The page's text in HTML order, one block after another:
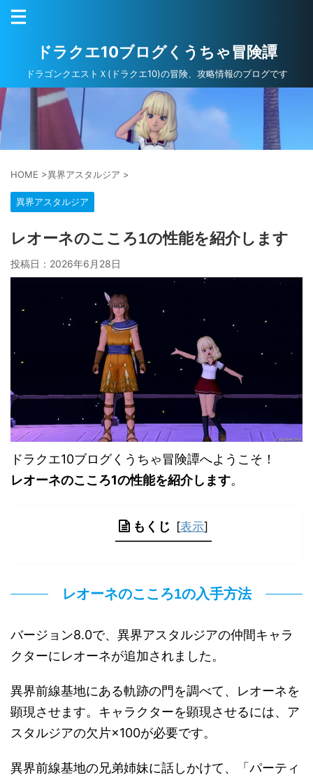
ドラクエ10ブログくうちゃ冒険譚
ドラゴンクエストＸ(ドラクエ10)の冒険、攻略情報のブログです
HOME >異界アスタルジア >
異界アスタルジア
レオーネのこころ1の性能を紹介します
投稿日： 2026年6月28日
ドラクエ10ブログくうちゃ冒険譚へようこそ！
レオーネのこころ1の性能を紹介します。
もくじ [表示]
レオーネのこころ1の入手方法
バージョン8.0で、異界アスタルジアの仲間キャラ
クターにレオーネが追加されました。
異界前線基地にある軌跡の門を調べて、レオーネを
顕現させます。キャラクターを顕現させるには、ア
スタルジアの欠片×100が必要です。
異界前線基地の兄弟姉妹に話しかけて、「パーティ